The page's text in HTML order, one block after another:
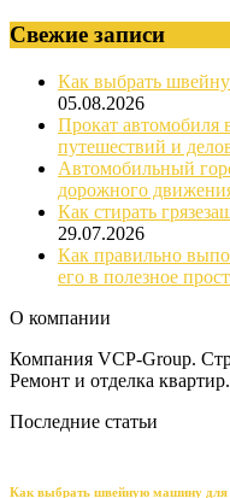
Свежие записи
Как выбрать
05.08.2026
Прокат автомобиля
путешествий и
Автомобильный
дорожного
Как стирать
29.07.2026
Как правильно
его в полезное
О компании
Компания VCP-Group.
Ремонт и отделка квартир.
Последние статьи
Как выбрать швейную машину для